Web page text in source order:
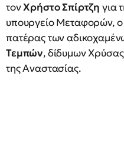
τονΧρήστο Σπίρτζη για
υπουργείο Μεταφορών, ο
πατέρας των
Τεμπών, δίδυμων
της Αναστασίας.